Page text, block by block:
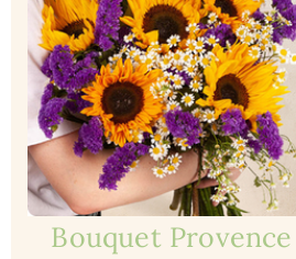
Bouquet Provence